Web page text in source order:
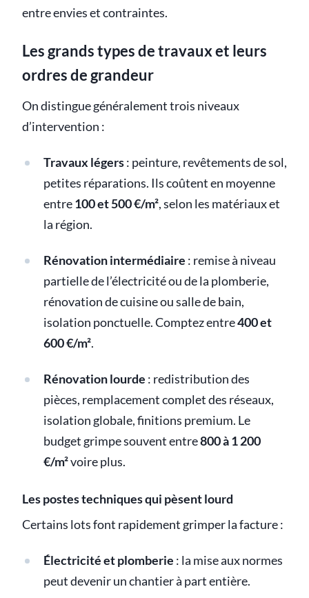
entre envies et contraintes.
Les grands types de travaux et leurs
ordres de grandeur
On distingue généralement trois niveaux
d’intervention :
Travaux légers: peinture, revêtements de sol,
petites réparations. Ils coûtent en moyenne
entre100 et 500 €/m², selon les matériaux et
la région.
Rénovation intermédiaire : remise à niveau
partielle de l’électricité ou de la plomberie,
rénovation de cuisine ou salle de bain,
isolation ponctuelle. Comptez entre400 et
600 €/m².
Rénovation lourde : redistribution des
pièces, remplacement complet des réseaux,
isolation globale, finitions premium. Le
budget grimpe souvent entre800 à 1 200
€/m²voire plus.
Les postes techniques qui pèsent lourd
Certains lots font rapidement grimper la facture :
Électricité et plomberie : la mise aux normes
peut devenir un chantier à part entière.